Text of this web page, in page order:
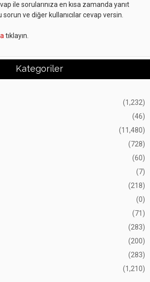
ile sorularınıza en kısa zamanda yanıt
ve diğer kullanıcılar cevap versin.
tıklayın.
Kategoriler
(1,232)
(46)
(11,480)
(728)
(60)
(7)
(218)
(0)
(71)
(283)
(200)
(283)
(1,210)